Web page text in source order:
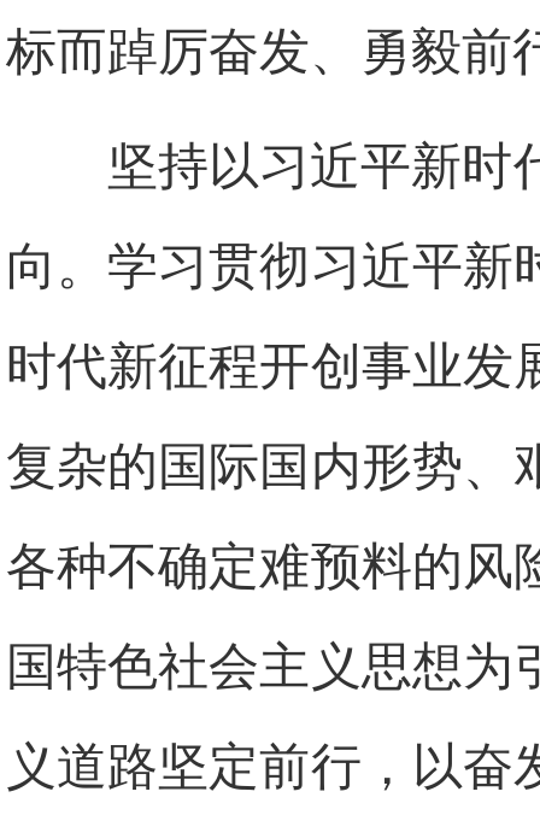
标而踔厉奋发、勇毅前
坚持以习近平新时
向。学习贯彻习近平新
时代新征程开创事业发
复杂的国际国内形势、
各种不确定难预料的风
国特色社会主义思想为
义道路坚定前行，以